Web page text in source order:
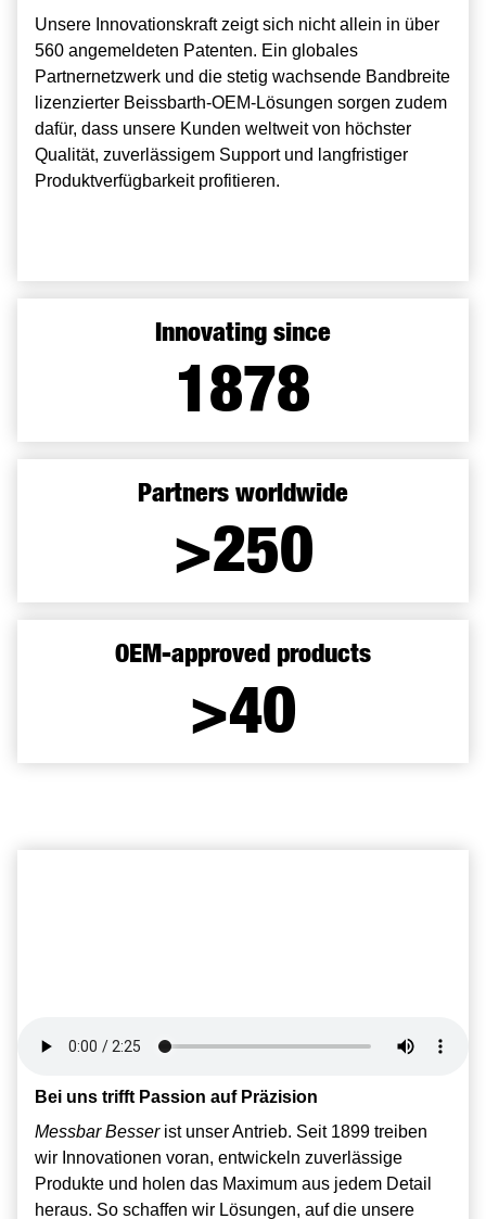
Unsere Innovationskraft zeigt sich nicht allein in über
560 angemeldeten Patenten. Ein globales
Partnernetzwerk und die stetig wachsende Bandbreite
lizenzierter Beissbarth-OEM-Lösungen sorgen zudem
dafür, dass unsere Kunden weltweit von höchster
Qualität, zuverlässigem Support und langfristiger
Produktverfügbarkeit profitieren.
Unsere Innovationskraft zeigt sich nicht allein in über
560 angemeldeten Patenten. Ein globales
Partnernetzwerk und die stetig wachsende Bandbreite
lizenzierter Beissbarth-OEM-Lösungen sorgen zudem
dafür, dass unsere Kunden weltweit von höchster
Qualität, zuverlässigem Support und langfristiger
Produktverfügbarkeit profitieren.
Unsere Innovationskraft zeigt sich nicht allein in über
560 angemeldeten Patenten. Ein globales
Partnernetzwerk und die stetig wachsende Bandbreite
lizenzierter Beissbarth-OEM-Lösungen sorgen zudem
dafür, dass unsere Kunden weltweit von höchster
Qualität, zuverlässigem Support und langfristiger
Produktverfügbarkeit profitieren.
Innovating since
1899
Partners worldwide
>250
OEM-approved products
>40
Bei uns trifft Passion auf Präzision
Messbar Besserist unser Antrieb. Seit 1899 treiben
wir Innovationen voran, entwickeln zuverlässige
Produkte und holen das Maximum aus jedem Detail
heraus. So schaffen wir Lösungen, auf die unsere